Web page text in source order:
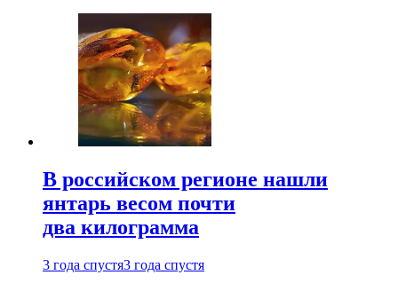
В российском регионе нашли
янтарь весом почти
два килограмма
3 года спустя3 года спустя